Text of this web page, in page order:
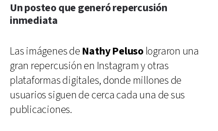
Un posteo que generó repercusión
inmediata
Las imágenes de Nathy Pelusolograron una
gran repercusión en Instagram y otras
plataformas digitales, donde millones de
usuarios siguen de cerca cada una de sus
publicaciones.